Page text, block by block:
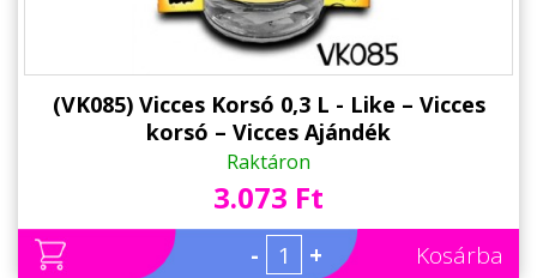
(VK085) Vicces Korsó 0,3 L - Like – Vicces
korsó – Vicces Ajándék
Raktáron
3.073 Ft
- + Kosárba